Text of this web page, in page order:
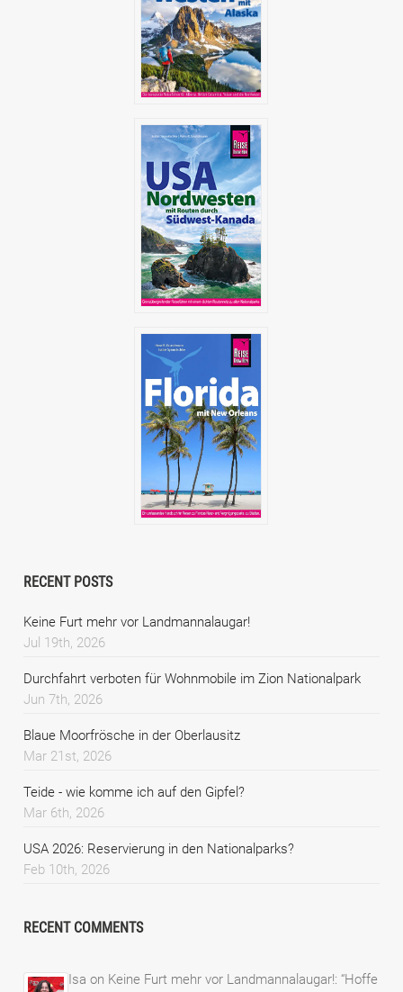
RECENT POSTS
Keine Furt mehr vor Landmannalaugar!
Jul 19th, 2026
Durchfahrt verboten für Wohnmobile im Zion Nationalpark
Jun 7th, 2026
Blaue Moorfrösche in der Oberlausitz
Mar 21st, 2026
Teide - wie komme ich auf den Gipfel?
Mar 6th, 2026
USA 2026: Reservierung in den Nationalparks?
Feb 10th, 2026
RECENT COMMENTS
Isa on Keine Furt mehr vor Landmannalaugar!: “Hoffe